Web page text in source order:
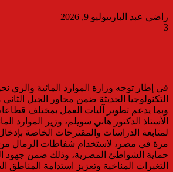
راضي عبد البارييوليو 9, 2026
3
في إطار توجه وزارة الموارد المائية والري
وبما يدعم تطوير آليات العمل بمختلف
الأستاذ الدكتور هاني سويلم، وزير الموارد
لمتابعة الدراسات والمقترحات الخاصة
مرة في مصر، لاستخدام شفاطات الرمال
حماية الشواطئ المصرية، وذلك ضمن جهود
التغيرات المناخية وتعزيز استدامة المناطق